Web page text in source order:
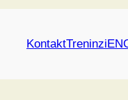
KontaktTreninzi